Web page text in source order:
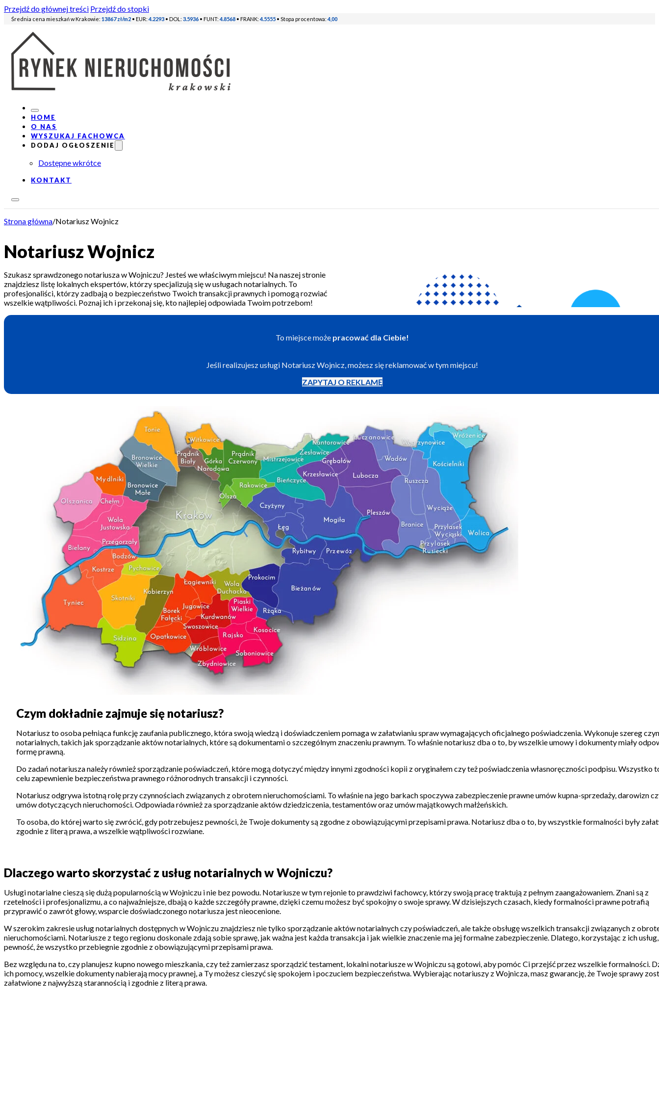
Przejdź do głównej treści Przejdź do stopki
Średnia cena mieszkań w Krakowie: 13867 zł/m2 • EUR: 4.2293 • DOL: 3.5936 • FUNT: 4.8568 • FRANK: 4.5555 • Stopa procentowa: 4,00
HOME
O NAS
WYSZUKAJ FACHOWCA
DODAJ OGŁOSZENIE
Dostępne wkrótce
KONTAKT
Strona główna/Notariusz Wojnicz
Notariusz Wojnicz
Szukasz sprawdzonego notariusza w Wojniczu? Jesteś we właściwym miejscu! Na naszej stronie
znajdziesz listę lokalnych ekspertów, którzy specjalizują się w usługach notarialnych. To
profesjonaliści, którzy zadbają o bezpieczeństwo Twoich transakcji prawnych i pomogą rozwiać
wszelkie wątpliwości. Poznaj ich i przekonaj się, kto najlepiej odpowiada Twoim potrzebom!
To miejsce może pracować dla Ciebie!
Jeśli realizujesz usługi Notariusz Wojnicz, możesz się reklamować w tym miejscu!
ZAPYTAJ O REKLAMĘ
Czym dokładnie zajmuje się notariusz?
Notariusz to osoba pełniąca funkcję zaufania publicznego, która swoją wiedzą i doświadczeniem pomaga w załatwianiu spraw wymagających oficjalnego poświadczenia. Wykonuje szereg
notarialnych, takich jak sporządzanie aktów notarialnych, które są dokumentami o szczególnym znaczeniu prawnym. To właśnie notariusz dba o to, by wszelkie umowy i dokumenty miały
formę prawną.
Do zadań notariusza należy również sporządzanie poświadczeń, które mogą dotyczyć między innymi zgodności kopii z oryginałem czy też poświadczenia własnoręczności podpisu. Wszystko
celu zapewnienie bezpieczeństwa prawnego różnorodnych transakcji i czynności.
Notariusz odgrywa istotną rolę przy czynnościach związanych z obrotem nieruchomościami. To właśnie na jego barkach spoczywa zabezpieczenie prawne umów kupna-sprzedaży, darowizn
umów dotyczących nieruchomości. Odpowiada również za sporządzanie aktów dziedziczenia, testamentów oraz umów majątkowych małżeńskich.
To osoba, do której warto się zwrócić, gdy potrzebujesz pewności, że Twoje dokumenty są zgodne z obowiązującymi przepisami prawa. Notariusz dba o to, by wszystkie formalności były
zgodnie z literą prawa, a wszelkie wątpliwości rozwiane.
Dlaczego warto skorzystać z usług notarialnych w Wojniczu?
Usługi notarialne cieszą się dużą popularnością w Wojniczu i nie bez powodu. Notariusze w tym rejonie to prawdziwi fachowcy, którzy swoją pracę traktują z pełnym zaangażowaniem. Znani są z
rzetelności i profesjonalizmu, a co najważniejsze, dbają o każde szczegóły prawne, dzięki czemu możesz być spokojny o swoje sprawy. W dzisiejszych czasach, kiedy formalności prawne potrafią
przyprawić o zawrót głowy, wsparcie doświadczonego notariusza jest nieocenione.
W szerokim zakresie usług notarialnych dostępnych w Wojniczu znajdziesz nie tylko sporządzanie aktów notarialnych czy poświadczeń, ale także obsługę wszelkich transakcji związanych z
nieruchomościami. Notariusze z tego regionu doskonale zdają sobie sprawę, jak ważna jest każda transakcja i jak wielkie znaczenie ma jej formalne zabezpieczenie. Dlatego, korzystając z ich
pewność, że wszystko przebiegnie zgodnie z obowiązującymi przepisami prawa.
Bez względu na to, czy planujesz kupno nowego mieszkania, czy też zamierzasz sporządzić testament, lokalni notariusze w Wojniczu są gotowi, aby pomóc Ci przejść przez wszelkie formalności.
ich pomocy, wszelkie dokumenty nabierają mocy prawnej, a Ty możesz cieszyć się spokojem i poczuciem bezpieczeństwa. Wybierając notariuszy z Wojnicza, masz gwarancję, że Twoje sprawy
załatwione z najwyższą starannością i zgodnie z literą prawa.